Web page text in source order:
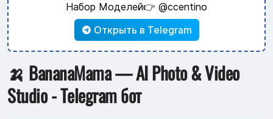
Набор Моделей👉 @ccentino
Открыть в Telegram
🍌 BananaMama — AI Photo & Video
Studio - Telegram бот